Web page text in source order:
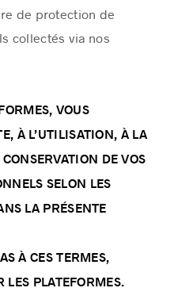
de protection de
collectés via nos
VOUS
À L’UTILISATION, À LA
DE VOS
SELON LES
LA PRÉSENTE
À CES TERMES,
LES PLATEFORMES.